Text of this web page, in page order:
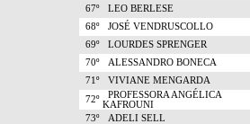
67º
LEO BERLESE
68º
JOSÉ VENDRUSCOLLO
69º
LOURDES SPRENGER
70º
ALESSANDRO BONECA
71º
VIVIANE MENGARDA
72º
PROFESSORA ANGÉLICA
KAFROUNI
73º
ADELI SELL